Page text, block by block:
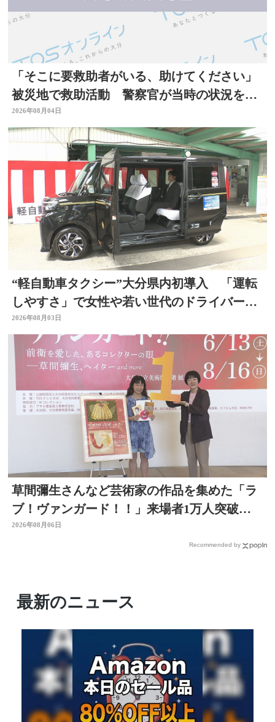
「そこに要救助者がいる、助けてください」
被災地で救助活動 警察官が当時の状況を語
る 大分
2026年08月04日
“軽自動車タクシー”大分県内初導入 「運転
しやすさ」で女性や若い世代のドライバー確
保へ
2026年08月03日
草間彌生さんなど芸術家の作品を集めた「ラ
ブ！ヴァンガード！！」来場者1万人突破
大分県立美術館
2026年08月06日
Recommended by
最新のニュース